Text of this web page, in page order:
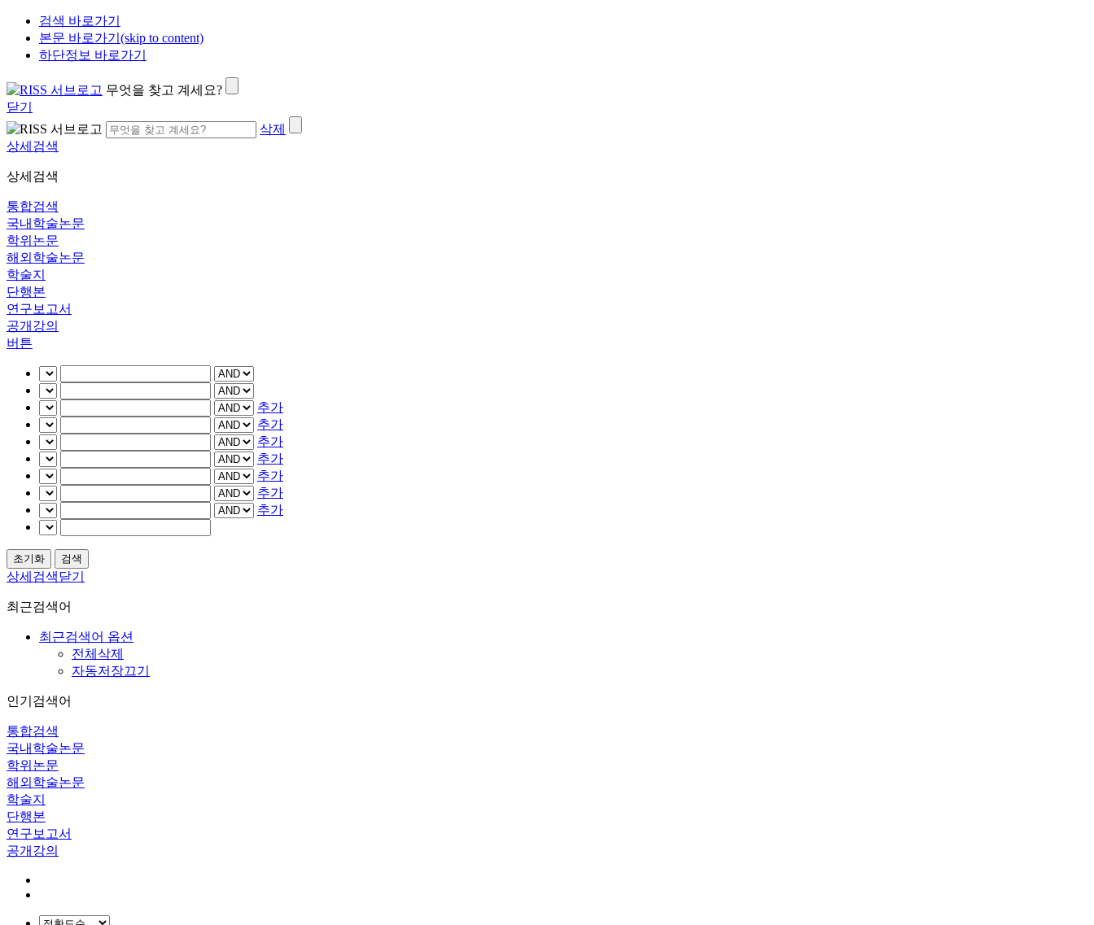
검색 바로가기
본문 바로가기(skip to content)
하단정보 바로가기
무엇을 찾고 계세요?
닫기
삭제
상세검색
상세검색
통합검색
국내학술논문
학위논문
해외학술논문
학술지
단행본
연구보고서
공개강의
버튼
추가
추가
추가
추가
추가
추가
추가
상세검색닫기
최근검색어
최근검색어 옵션
전체삭제
자동저장끄기
인기검색어
통합검색
국내학술논문
학위논문
해외학술논문
학술지
단행본
연구보고서
공개강의